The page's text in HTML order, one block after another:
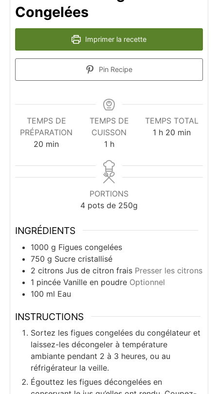
Congelées
Imprimer la recette
Pin Recipe
TEMPS DE
PRÉPARATION
20 minutes
min
TEMPS DE
CUISSON
1heure
h
TEMPS TOTAL
1heure
h 20minutes
min
PORTIONS
4 pots de 250g
INGRÉDIENTS
1000 g Figues congelées
750 g Sucre cristallisé
2 citrons Jus de citron frais Presser les citrons
1 pincée Vanille en poudre Optionnel
100 ml Eau
INSTRUCTIONS
Sortez les figues congelées du congélateur et
laissez-les décongeler à température
ambiante pendant 2 à 3 heures, ou au
réfrigérateur la veille.
Égouttez les figues décongelées en